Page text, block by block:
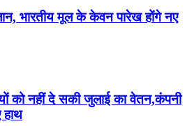
भारतीय मूल के केवन पारेख होंगे नए
को नहीं दे सकी जुलाई का वेतन,कंपनी